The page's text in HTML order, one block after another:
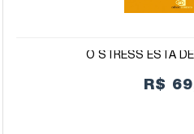
O STRESS ESTÁ
R$